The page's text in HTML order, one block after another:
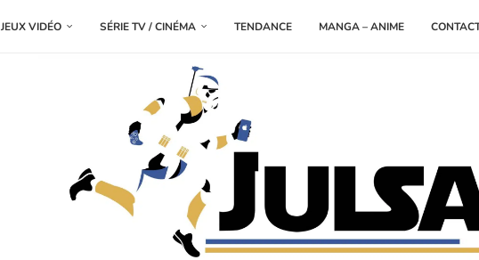
JEUX VIDÉO SÉRIE TV / CINÉMA TENDANCE MANGA – ANIME